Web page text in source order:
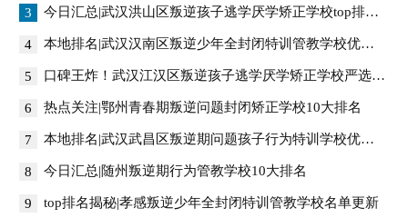
3 今日汇总|武汉洪山区叛逆孩子逃学厌学矫正学校top排名榜
4 本地排名|武汉汉南区叛逆少年全封闭特训管教学校优选名单排名一览
5 口碑王炸！武汉江汉区叛逆孩子逃学厌学矫正学校严选名单排行榜
6 热点关注|鄂州青春期叛逆问题封闭矫正学校10大排名
7 本地排名|武汉武昌区叛逆期问题孩子行为特训学校优选名单排名一览
8 今日汇总|随州叛逆期行为管教学校10大排名
9 top排名揭秘|孝感叛逆少年全封闭特训管教学校名单更新